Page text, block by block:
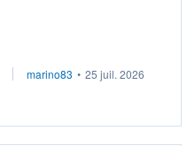
marino83 • 25 juil. 2026